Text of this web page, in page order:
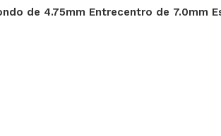
de 4.75mm Entrecentro de 7.0mm